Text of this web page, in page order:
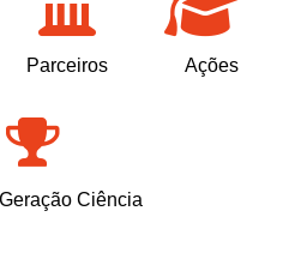
Parceiros Ações
Ciência